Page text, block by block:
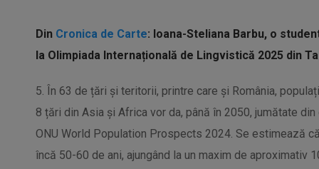
Din Cronica de Carte: Ioana-Steliana Barbu, o
la Olimpiada Internațională de Lingvistică 2025 din
5. În 63 de țări și teritorii, printre care și România,
8 țări din Asia și Africa vor da, până în 2050, jumătate
ONU World Population Prospects 2024. Se estimează
încă 50-60 de ani, ajungând la un maxim de aproximativ